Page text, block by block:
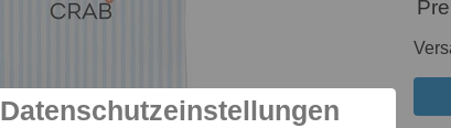
Datenschutzeinstellungen